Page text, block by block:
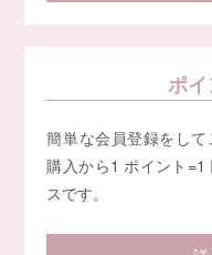
ポ
簡単な会員登録をし
購入から1 ポイント
スです。